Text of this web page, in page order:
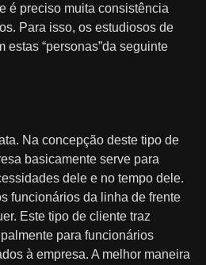
é preciso muita consistência
Para isso, os estudiosos de
estas “personas”da seguinte
Na concepção deste tipo de
basicamente serve para
dele e no tempo dele.
funcionários da linha de frente
Este tipo de cliente traz
para funcionários
à empresa. A melhor maneira